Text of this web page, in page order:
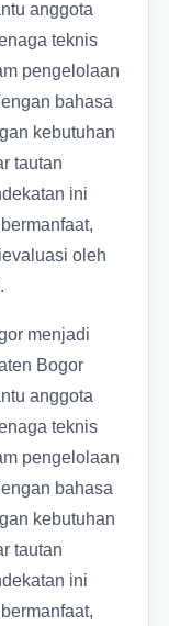
anggota
teknis
pengelolaan
bahasa
kebutuhan
tautan
ini
oleh
menjadi
Bogor
anggota
teknis
pengelolaan
bahasa
kebutuhan
tautan
ini